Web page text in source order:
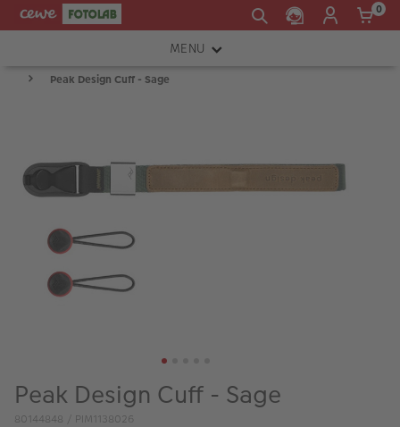
0
MENU
FOTOAPARÁTY
INSTAX™
TISKÁRNY A SKENERY
PŘÍSLUŠENSTVÍ
VÝPRODEJ
Peak Design Cuff - Sage
Peak Design Cuff - Sage
80144848 / PIM1138026